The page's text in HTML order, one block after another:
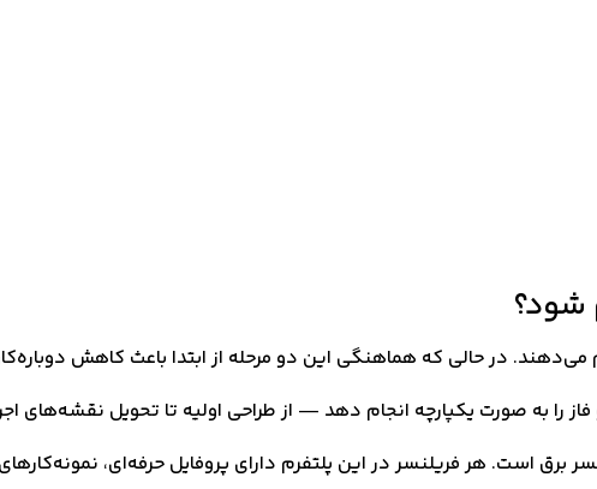
را به صورت یکپارچه انجام دهد — از طراحی اولیه تا تحویل نقشه‌های
است. هر فریلنسر در این پلتفرم دارای پروفایل حرفه‌ای،